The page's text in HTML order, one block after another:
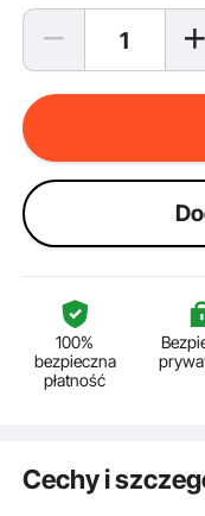
100%
bezpieczna
płatność
Cechy i